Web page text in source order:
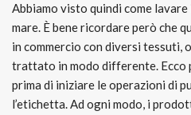
Abbiamo visto quindi come
mare. È bene ricordare però che
in commercio con diversi tessuti,
trattato in modo differente. Ecco
prima di iniziare le operazioni di
l’etichetta. Ad ogni modo, i